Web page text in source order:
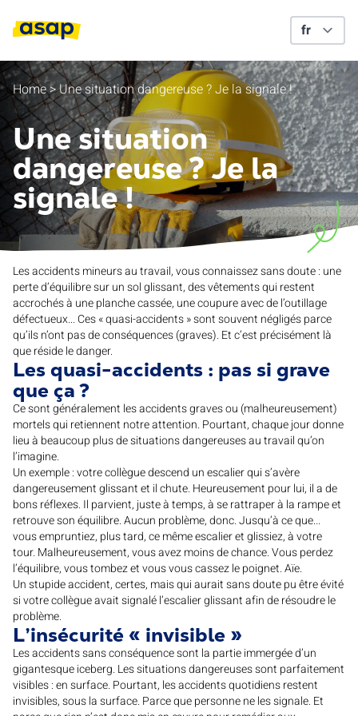
Home>Une situation dangereuse ? Je la signale !
Une situation
dangereuse ? Je la
signale !
Les accidents mineurs au travail, vous connaissez sans doute : une
perte d’équilibre sur un sol glissant, des vêtements qui restent
accrochés à une planche cassée, une coupure avec de l’outillage
défectueux... Ces « quasi-accidents » sont souvent négligés parce
qu’ils n’ont pas de conséquences (graves). Et c’est précisément là
que réside le danger.
Les quasi-accidents : pas si grave
que ça ?
Ce sont généralement les accidents graves ou (malheureusement)
mortels qui retiennent notre attention. Pourtant, chaque jour donne
lieu à beaucoup plus de situations dangereuses au travail qu’on
l’imagine.
Un exemple : votre collègue descend un escalier qui s’avère
dangereusement glissant et il chute. Heureusement pour lui, il a de
bons réflexes. Il parvient, juste à temps, à se rattraper à la rampe et
retrouve son équilibre. Aucun problème, donc. Jusqu’à ce que...
vous empruntiez, plus tard, ce même escalier et glissiez, à votre
tour. Malheureusement, vous avez moins de chance. Vous perdez
l’équilibre, vous tombez et vous vous cassez le poignet. Aïe.
Un stupide accident, certes, mais qui aurait sans doute pu être évité
si votre collègue avait signalé l’escalier glissant afin de résoudre le
problème.
L’insécurité « invisible »
Les accidents sans conséquence sont la partie immergée d’un
gigantesque iceberg. Les situations dangereuses sont parfaitement
visibles : en surface. Pourtant, les accidents quotidiens restent
invisibles, sous la surface. Parce que personne ne les signale. Et